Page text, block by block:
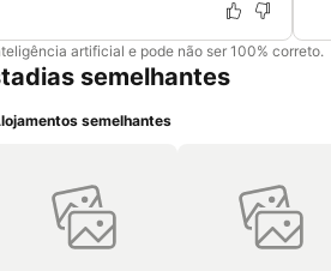
artificial e pode não ser 100% correto.
semelhantes
semelhantes